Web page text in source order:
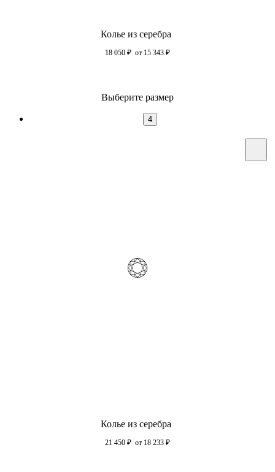
Колье из серебра
18 050 ₽ от 15 343 ₽
Выберите размер
4
Колье из серебра
21 450 ₽ от 18 233 ₽